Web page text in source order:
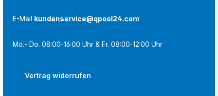
E-Mail kundenservice@qpool24.com
Mo.- Do. 08:00-16:00 Uhr & Fr. 08:00-12:00 Uhr
Vertrag widerrufen